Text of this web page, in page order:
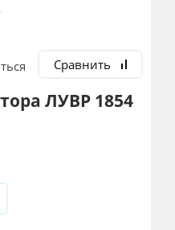
Сравнить
ЛУВР 1854